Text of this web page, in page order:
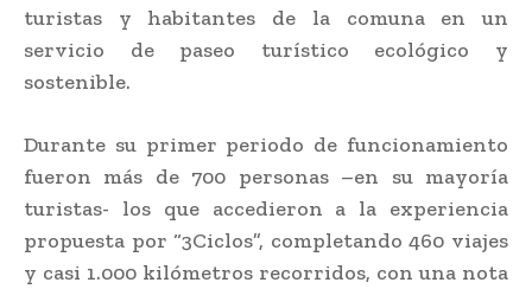
turistas y habitantes de la comuna en un
servicio de paseo turístico ecológico y
sostenible.
Durante su primer periodo de funcionamiento
fueron más de 700 personas –en su mayoría
turistas- los que accedieron a la experiencia
propuesta por “3Ciclos”, completando 460 viajes
y casi 1.000 kilómetros recorridos, con una nota